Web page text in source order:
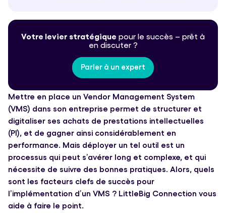
Votre levier stratégique pour le succès – prêt à
en discuter ?
Parler à un expert
Mettre en place un Vendor Management System
(VMS) dans son entreprise permet de structurer et
digitaliser ses achats de prestations intellectuelles
(PI), et de gagner ainsi considérablement en
performance. Mais déployer un tel outil est un
processus qui peut s’avérer long et complexe, et qui
nécessite de suivre des bonnes pratiques. Alors, quels
sont les facteurs clefs de succès pour
l’implémentation d’un VMS ? LittleBig Connection vous
aide à faire le point.